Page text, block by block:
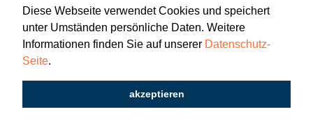
Diese Webseite verwendet Cookies und speichert
unter Umständen persönliche Daten. Weitere
Informationen finden Sie auf unserer Datenschutz-
Seite.
akzeptieren
Newsletter Impressum
Datenschutz
2026 © Katholisch St. Gallen